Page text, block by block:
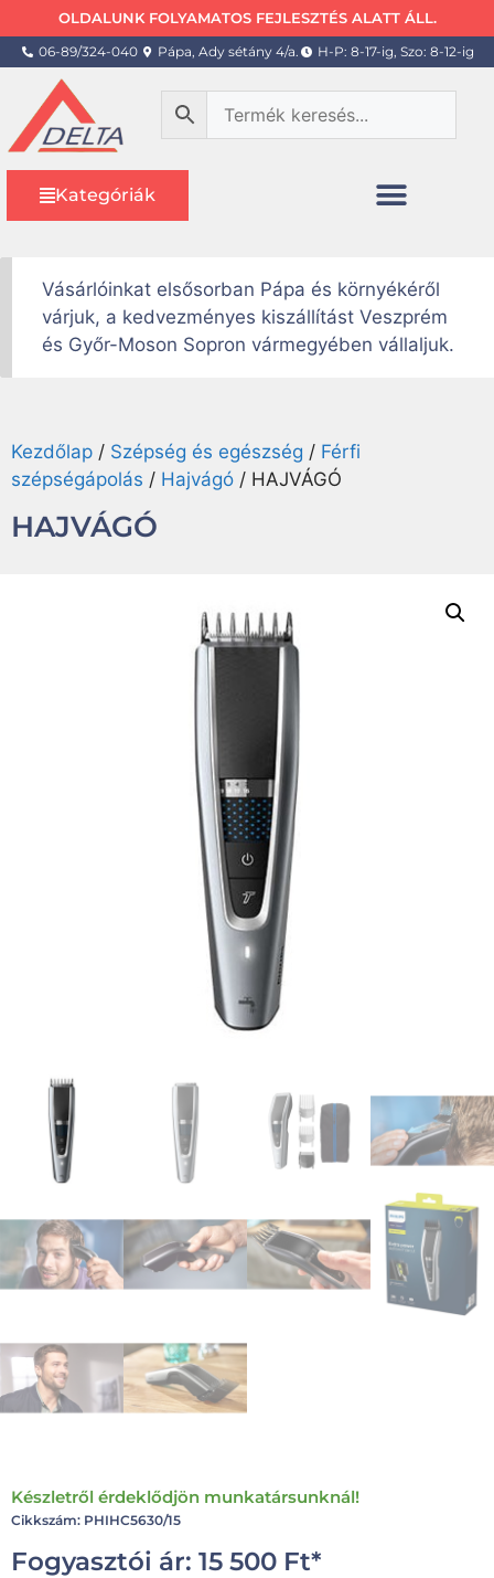
OLDALUNK FOLYAMATOS FEJLESZTÉS ALATT ÁLL.
06-89/324-040 Pápa, Ady sétány 4/a. H-P: 8-17-ig, Szo: 8-12-ig
Kategóriák
Vásárlóinkat elsősorban Pápa és környékéről
várjuk, a kedvezményes kiszállítást Veszprém
és Győr-Moson Sopron vármegyében vállaljuk.
Kezdőlap / Szépség és egészség / Férfi
szépségápolás / Hajvágó / HAJVÁGÓ
HAJVÁGÓ
Készletről érdeklődjön munkatársunknál!
Cikkszám: PHIHC5630/15
Fogyasztói ár: 15 500 Ft*